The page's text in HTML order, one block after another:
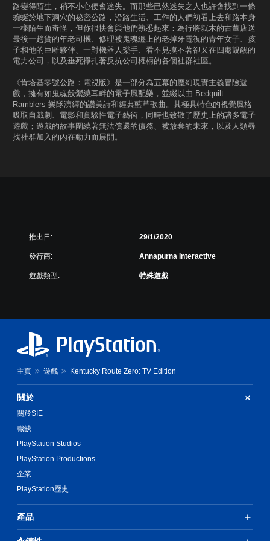
路變得陌生，稍不小心便會迷失。而那些已然迷失之人也許會找到一條
蜿蜒於地下洞穴的秘密公路，沿路生活、工作的人們初看上去和路本身
一樣陌生而奇怪，但你很快會與他們熟悉起來：為行將就木的古董店送
最後一趟貨的年老司機、修理被鬼魂纏上的老掉牙電視的青年女子、孩
子和他的巨雕夥伴、一對機器人樂手、看不見摸不著卻又在四處覬覦的
電力公司，以及垂死掙扎著反抗公司權柄的各個社群社區。
《肯塔基零號公路：電視版》是一部分為五幕的魔幻現實主義冒險遊
戲，擁有如鬼魂般縈繞耳畔的電子風配樂，並綴以由 Bedquilt
Ramblers 樂隊演繹的讚美詩和經典藍草歌曲。其極具特色的視覺風格
吸取自戲劇、電影和實驗性電子藝術，同時也致敬了歷史上的諸多電子
遊戲；遊戲的故事圍繞著無法償還的債務、被放棄的未來，以及人類尋
找社群加入的內在動力而展開。
推出日: 29/1/2020
發行商: Annapurna Interactive
遊戲類型: 特殊遊戲
主頁 遊戲 Kentucky Route Zero: TV Edition
關於
關於SIE
職缺
PlayStation Studios
PlayStation Productions
企業
PlayStation歷史
產品